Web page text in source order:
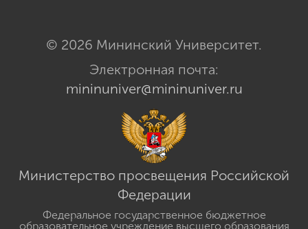
© 2026 Мининский Университет.
Электронная почта:
mininuniver@mininuniver.ru
Министерство просвещения Российской
Федерации
Федеральное государственное бюджетное
образовательное учреждение высшего образования